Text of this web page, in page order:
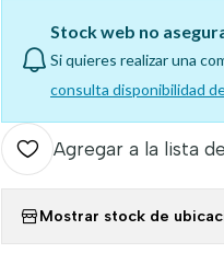
Stock web no
Si quieres realizar una
consulta disponibilidad
Agregar a la lista
Mostrar stock de